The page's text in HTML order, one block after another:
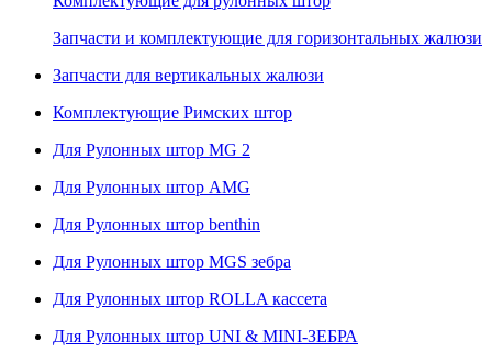
Запчасти и комплектующие для горизонтальных жалюзи
Запчасти для вертикальных жалюзи
Комплектующие Римских штор
Для Рулонных штор MG 2
Для Рулонных штор AMG
Для Рулонных штор benthin
Для Рулонных штор MGS зебра
Для Рулонных штор ROLLA кассета
Для Рулонных штор UNI & MINI-ЗЕБРА